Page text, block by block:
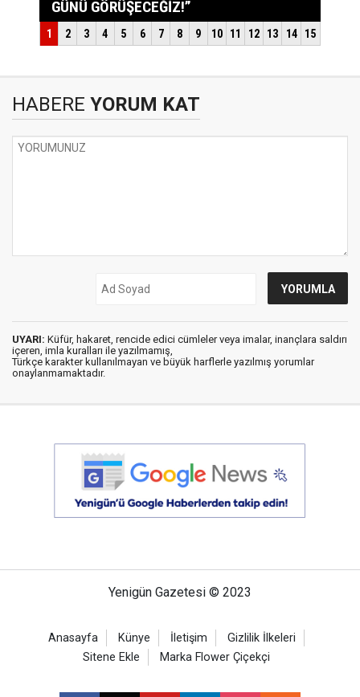
HABERE YORUM KAT
UYARI: Küfür, hakaret, rencide edici cümleler veya imalar, inançlara saldırı
içeren, imla kuralları ile yazılmamış,
Türkçe karakter kullanılmayan ve büyük harflerle yazılmış yorumlar
onaylanmamaktadır.
Yenigün Gazetesi © 2023
Anasayfa Künye İletişim
Gizlilik İlkeleri
Sitene Ekle
Marka Flower Çiçekçi